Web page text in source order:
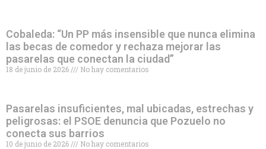
Cobaleda: “Un PP más insensible que nunca elimina
las becas de comedor y rechaza mejorar las
pasarelas que conectan la ciudad”
18 de junio de 2026 No hay comentarios
Pasarelas insuficientes, mal ubicadas, estrechas y
peligrosas: el PSOE denuncia que Pozuelo no
conecta sus barrios
10 de junio de 2026 No hay comentarios